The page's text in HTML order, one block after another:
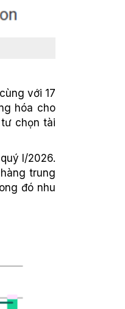
với 17
hóa cho
chọn tài
I/2026.
trung
đó nhu